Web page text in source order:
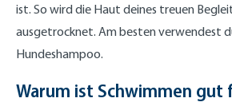
ist. So wird die Haut deines treuen
ausgetrocknet. Am besten verwendest
Hundeshampoo.
Warum ist Schwimmen gut